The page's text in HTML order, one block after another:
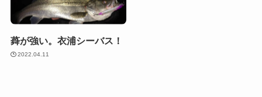
蕣が強い。衣浦シーバス！
2022.04.11